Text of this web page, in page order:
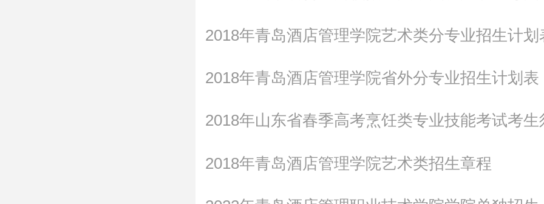
2018年青岛酒店管理学院艺术类分专业招生计划
2018年青岛酒店管理学院省外分专业招生计划表
2018年山东省春季高考烹饪类专业技能考试考生
2018年青岛酒店管理学院艺术类招生章程